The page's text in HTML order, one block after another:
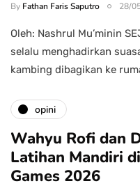
By Fathan Faris Saputro 28/
Oleh: Nashrul Mu’minin
selalu menghadirkan
kambing dibagikan ke
opini
Wahyu Rofi dan
Latihan Mandiri
Games 2026